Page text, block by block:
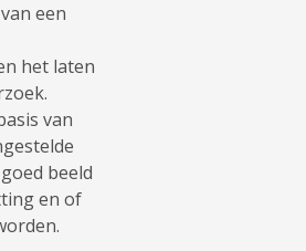
een
het laten
van
beeld
en of